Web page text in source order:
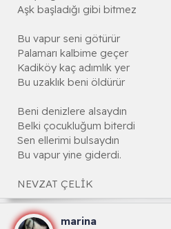
Aşk başladığı gibi bitmez
Bu vapur seni götürür
Palamarı kalbime geçer
Kadiköy kaç adımlık yer
Bu uzaklık beni öldürür
Beni denizlere alsaydın
Belki çocukluğum biterdi
Sen ellerimi bulsaydın
Bu vapur yine giderdi.
NEVZAT ÇELİK
marina